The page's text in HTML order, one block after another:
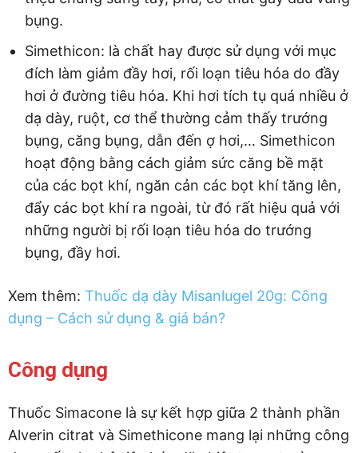
bụng.
Simethicon: là chất hay được sử dụng với mục
đích làm giảm đầy hơi, rối loạn tiêu hóa do đầy
hơi ở đường tiêu hóa. Khi hơi tích tụ quá nhiều ở
dạ dày, ruột, cơ thể thường cảm thấy trướng
bụng, căng bụng, dẫn đến ợ hơi,… Simethicon
hoạt động bằng cách giảm sức căng bề mặt
của các bọt khí, ngăn cản các bọt khí tăng lên,
đẩy các bọt khí ra ngoài, từ đó rất hiệu quả với
những người bị rối loạn tiêu hóa do trướng
bụng, đầy hơi.
Xem thêm: Thuốc dạ dày Misanlugel 20g: Công
dụng – Cách sử dụng & giá bán?
Công dụng
Thuốc Simacone là sự kết hợp giữa 2 thành phần
Alverin citrat và Simethicone mang lại những công